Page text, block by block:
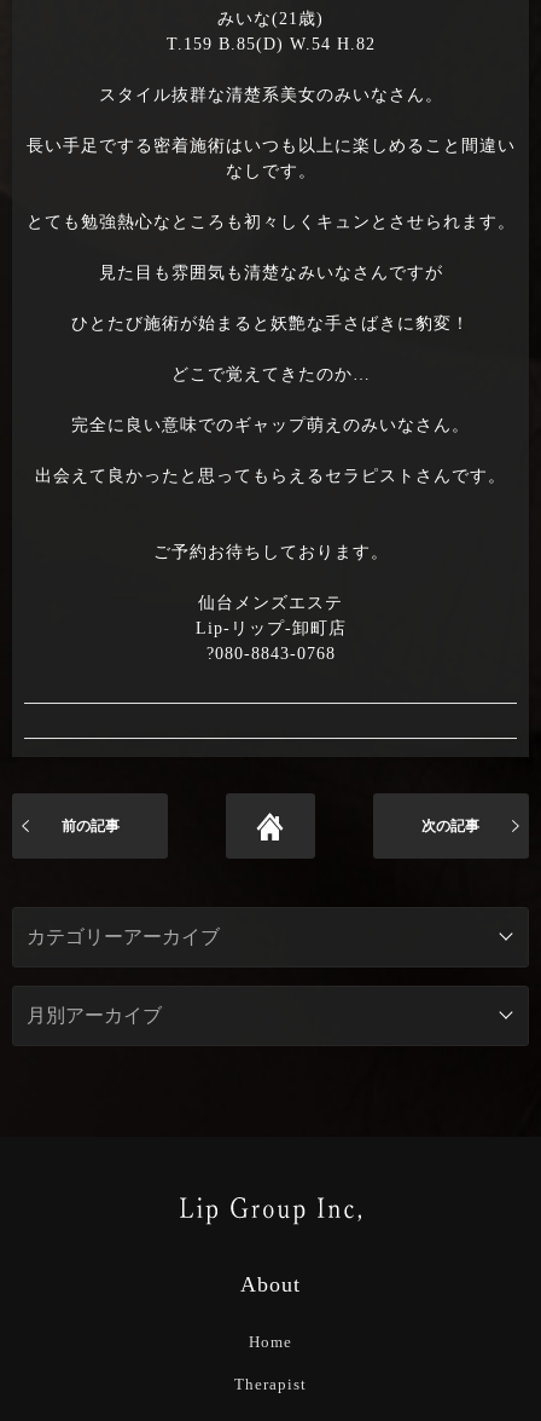
みいな(21歳)
T.159 B.85(D) W.54 H.82
スタイル抜群な清楚系美女のみいなさん。
長い手足でする密着施術はいつも以上に楽しめること間違い
なしです。
とても勉強熱心なところも初々しくキュンとさせられます。
見た目も雰囲気も清楚なみいなさんですが
ひとたび施術が始まると妖艶な手さばきに豹変！
どこで覚えてきたのか…
完全に良い意味でのギャップ萌えのみいなさん。
出会えて良かったと思ってもらえるセラピストさんです。
ご予約お待ちしております。
仙台メンズエステ
Lip-リップ-卸町店
?080-8843-0768
前の記事 次の記事
About
Home
Therapist